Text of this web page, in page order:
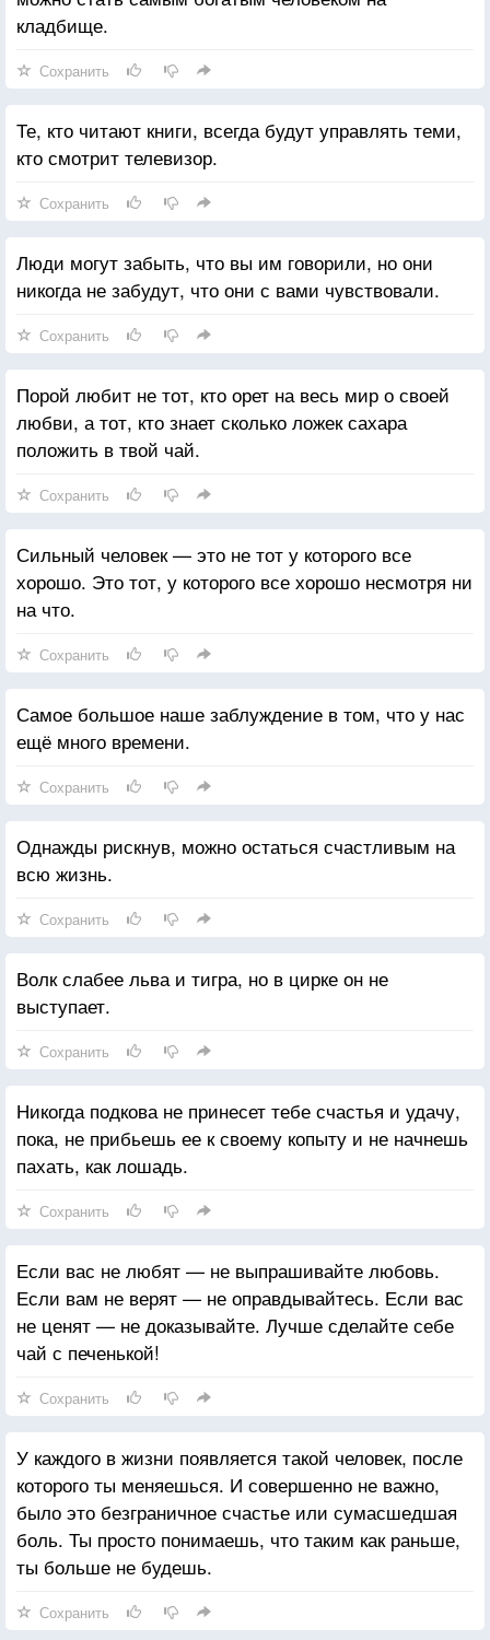
кладбище.
Сохранить
Те, кто читают книги, всегда будут управлять теми,
кто смотрит телевизор.
Сохранить
Люди могут забыть, что вы им говорили, но они
никогда не забудут, что они с вами чувствовали.
Сохранить
Порой любит не тот, кто орет на весь мир о своей
любви, а тот, кто знает сколько ложек сахара
положить в твой чай.
Сохранить
Сильный человек — это не тот у которого все
хорошо. Это тот, у которого все хорошо несмотря ни
на что.
Сохранить
Самое большое наше заблуждение в том, что у нас
ещё много времени.
Сохранить
Однажды рискнув, можно остаться счастливым на
всю жизнь.
Сохранить
Волк слабее льва и тигра, но в цирке он не
выступает.
Сохранить
Никогда подкова не принесет тебе счастья и удачу,
пока, не прибьешь ее к своему копыту и не начнешь
пахать, как лошадь.
Сохранить
Если вас не любят — не выпрашивайте любовь.
Если вам не верят — не оправдывайтесь. Если вас
не ценят — не доказывайте. Лучше сделайте себе
чай с печенькой!
Сохранить
У каждого в жизни появляется такой человек, после
которого ты меняешься. И совершенно не важно,
было это безграничное счастье или сумасшедшая
боль. Ты просто понимаешь, что таким как раньше,
ты больше не будешь.
Сохранить